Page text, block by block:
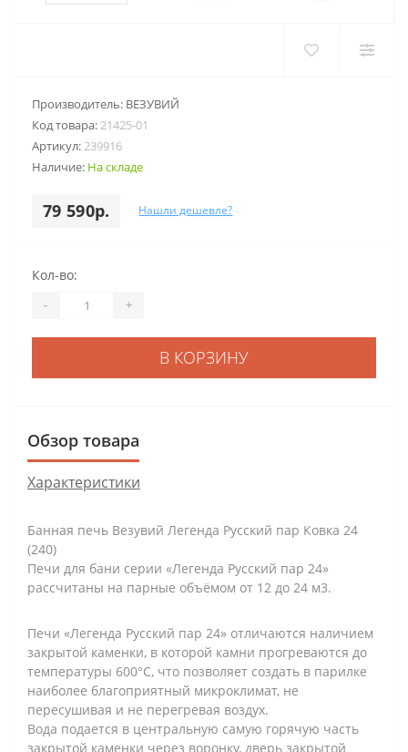
Производитель: ВЕЗУВИЙ
Код товара:21425-01
Артикул:239916
Наличие: На складе
79 590р. Нашли дешевле?
Кол-во:
- +
В КОРЗИНУ
Обзор товара
Характеристики
Банная печь Везувий Легенда Русский пар Ковка 24
(240)
Печи для бани серии «Легенда Русский пар 24»
рассчитаны на парные объёмом от 12 до 24 м3.
Печи «Легенда Русский пар 24» отличаются наличием
закрытой каменки, в которой камни прогреваются до
температуры 600°С, что позволяет создать в парилке
наиболее благоприятный микроклимат, не
пересушивая и не перегревая воздух.
Вода подается в центральную самую горячую часть
закрытой каменки через воронку, дверь закрытой